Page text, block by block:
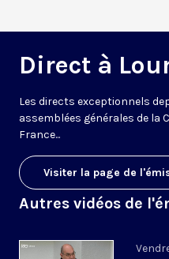
Direct à
Les directs exceptionnels
assemblées générales de la
France...
Visiter la page de
Autres vidéos de